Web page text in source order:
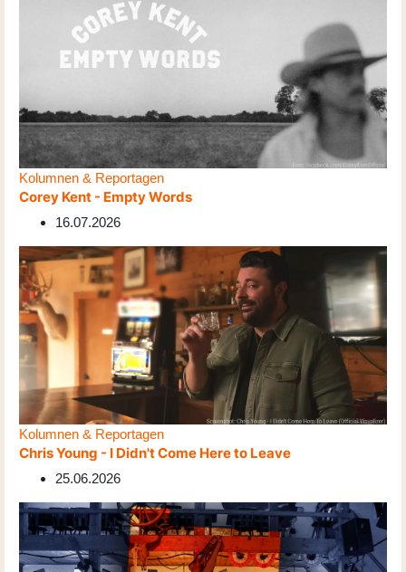
Kolumnen & Reportagen
Corey Kent - Empty Words
16.07.2026
Kolumnen & Reportagen
Chris Young - I Didn't Come Here to Leave
25.06.2026